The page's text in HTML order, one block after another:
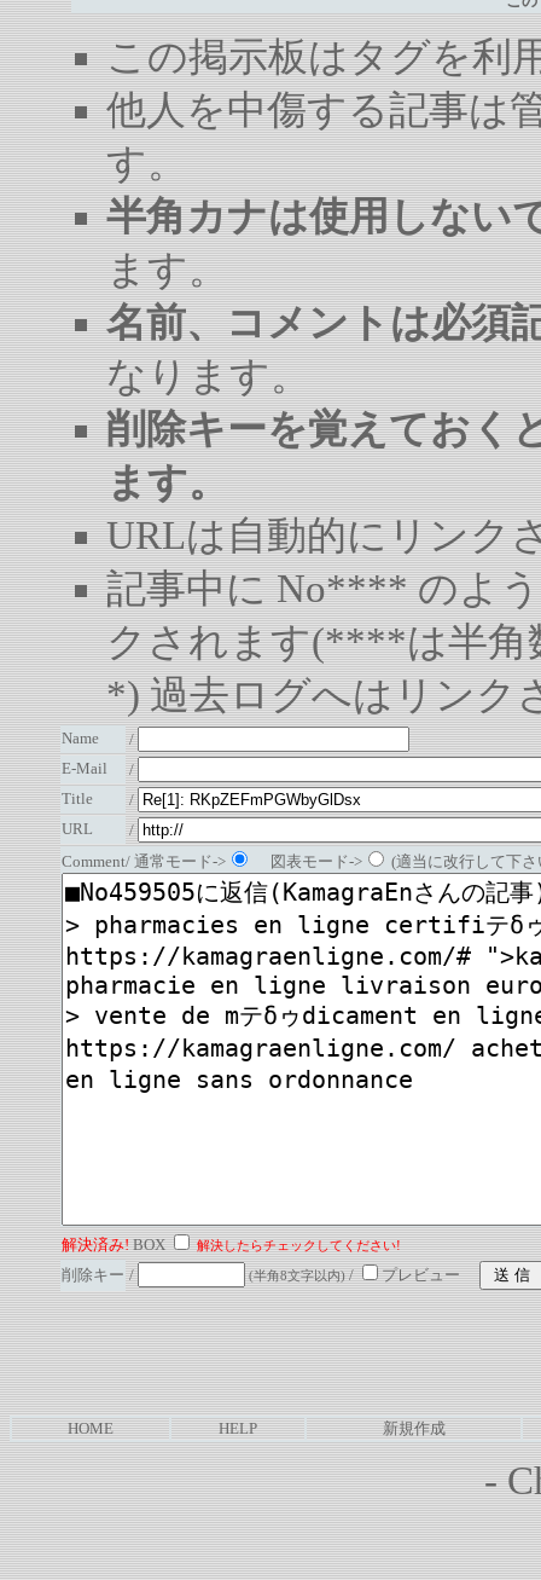
この掲示板はタグを利
他人を中傷する記事は
す。
半角カナは使用しない
ます。
名前、コメントは必須
なります。
削除キーを覚えておく
ます。
URLは自動的にリンク
記事中に No**** のよ
クされます(****は半角
*) 過去ログへはリンク
Name
/
E-Mail
/
Title
/
URL
/
Comment/ 通常モード->
図表モード-> (適当に改行して下
解決済み!BOX 解決したらチェックしてください!
削除キー / (半角8文字以内)/ プレビュー
HOME HELP 新規作成
-